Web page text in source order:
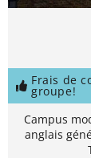
Frais de
groupe!
Campus
anglais